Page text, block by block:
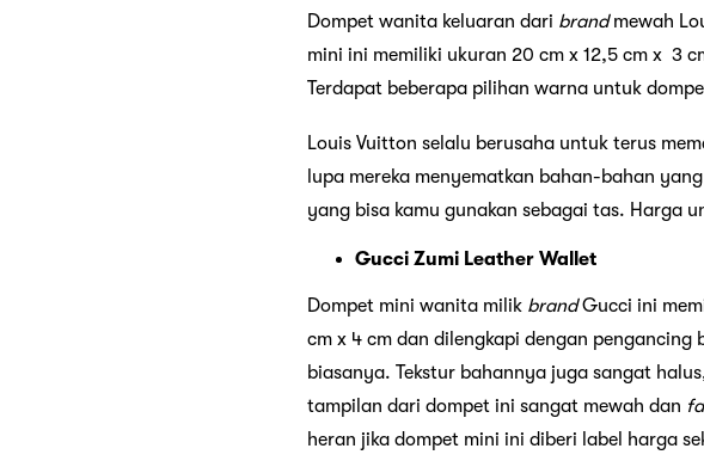
Dompet wanita keluaran dari brandmewah
mini ini memiliki ukuran 20 cm x 12,5 cm x 3
Terdapat beberapa pilihan warna untuk
Louis Vuitton selalu berusaha untuk terus
lupa mereka menyematkan bahan-bahan
yang bisa kamu gunakan sebagai tas. Harga
Gucci Zumi Leather Wallet
Dompet mini wanita milik brandGucci ini
cm x 4 cm dan dilengkapi dengan pengancing
biasanya. Tekstur bahannya juga sangat
tampilan dari dompet ini sangat mewah dan
heran jika dompet mini ini diberi label harga